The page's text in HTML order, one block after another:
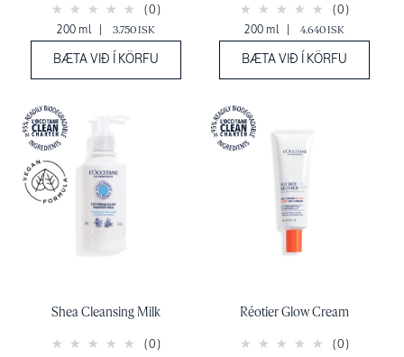
(0)
200 ml 3.750 ISK
BÆTA VIÐ Í KÖRFU
(0)
200 ml 4.640 ISK
BÆTA VIÐ Í KÖRFU
Shea Cleansing Milk
(0)
Réotier Glow Cream
(0)